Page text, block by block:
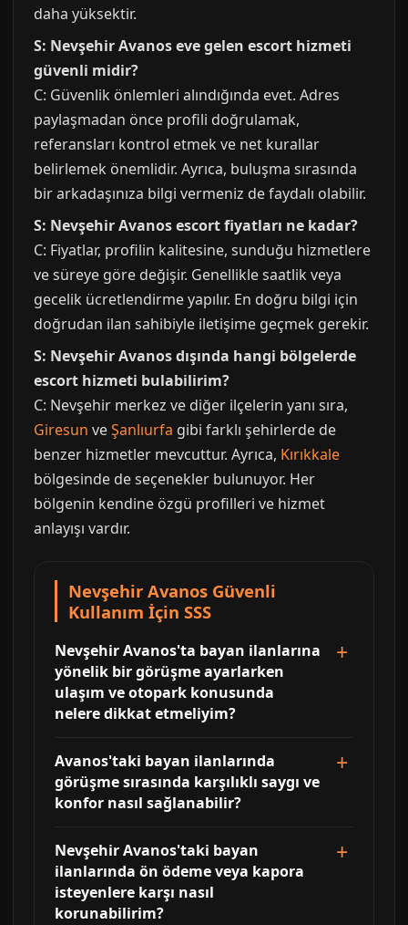
daha yüksektir.
S: Nevşehir Avanos eve gelen escort hizmeti
güvenli midir?
C: Güvenlik önlemleri alındığında evet. Adres
paylaşmadan önce profili doğrulamak,
referansları kontrol etmek ve net kurallar
belirlemek önemlidir. Ayrıca, buluşma sırasında
bir arkadaşınıza bilgi vermeniz de faydalı olabilir.
S: Nevşehir Avanos escort fiyatları ne kadar?
C: Fiyatlar, profilin kalitesine, sunduğu hizmetlere
ve süreye göre değişir. Genellikle saatlik veya
gecelik ücretlendirme yapılır. En doğru bilgi için
doğrudan ilan sahibiyle iletişime geçmek gerekir.
S: Nevşehir Avanos dışında hangi bölgelerde
escort hizmeti bulabilirim?
C: Nevşehir merkez ve diğer ilçelerin yanı sıra,
Giresun veŞanlıurfa gibi farklı şehirlerde de
benzer hizmetler mevcuttur. Ayrıca, Kırıkkale
bölgesinde de seçenekler bulunuyor. Her
bölgenin kendine özgü profilleri ve hizmet
anlayışı vardır.
Nevşehir Avanos Güvenli
Kullanım İçin SSS
Nevşehir Avanos'ta bayan ilanlarına
yönelik bir görüşme ayarlarken
ulaşım ve otopark konusunda
nelere dikkat etmeliyim?
Avanos'taki bayan ilanlarında
görüşme sırasında karşılıklı saygı ve
konfor nasıl sağlanabilir?
Nevşehir Avanos'taki bayan
ilanlarında ön ödeme veya kapora
isteyenlere karşı nasıl
korunabilirim?